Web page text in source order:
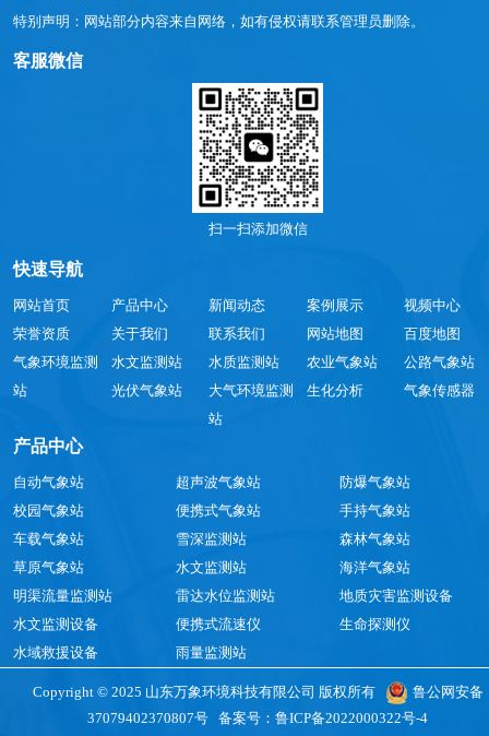
特别声明：网站部分内容来自网络，如有侵权请联系管理员删除。
客服微信
扫一扫添加微信
快速导航
网站首页 产品中心 新闻动态 案例展示
视频中心
荣誉资质
关于我们 联系我们 网站地图
百度地图
气象环境监测
站
水文监测站 水质监测站 农业气象站
公路气象站
光伏气象站
大气环境监测
站
生化分析 气象传感器
产品中心
自动气象站 超声波气象站
防爆气象站
校园气象站
便携式气象站
手持气象站
车载气象站
雪深监测站
森林气象站
草原气象站
水文监测站
海洋气象站
明渠流量监测站
雷达水位监测站
地质灾害监测设备
水文监测设备
便携式流速仪
生命探测仪
水域救援设备
雨量监测站
Copyright © 2025 山东万象环境科技有限公司 版权所有
鲁公网安备
37079402370807号 备案号： 鲁ICP备2022000322号-4